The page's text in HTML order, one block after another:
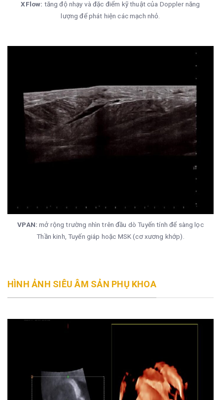
XFlow: tăng độ nhạy và đặc điểm kỹ thuật của Doppler năng
lượng để phát hiện các mạch nhỏ.
VPAN: mở rộng trường nhìn trên đầu dò Tuyến tính để sàng lọc
Thần kinh, Tuyến giáp hoặc MSK (cơ xương khớp).
HÌNH ẢNH SIÊU ÂM SẢN PHỤ KHOA